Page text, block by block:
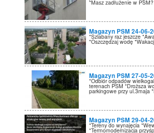
*Masz zadłużenie w
Magazyn PSM 24-06-
*Szlabany raz jeszcze
*Oszczędzaj wodę
Magazyn PSM 27-05-
*Odbiór odpadów
terenach PSM *Droższa
parkingowe przy ul.3maja
Magazyn PSM 29-04-
*Tereny do wynajęcia
*Termomodernizacja